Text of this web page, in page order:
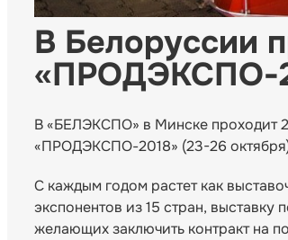
В Белоруссии
«ПРОДЭКСПО-
В «БЕЛЭКСПО» в Минске проходит
«ПРОДЭКСПО-2018» (23-26
С каждым годом растет как
экспонентов из 15 стран,
желающих заключить контракт на